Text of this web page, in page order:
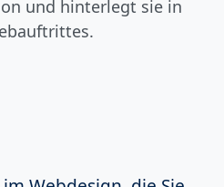
und hinterlegt sie in